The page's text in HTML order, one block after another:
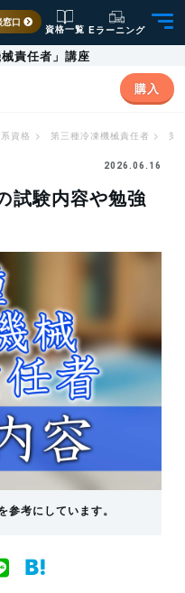
窓口
資格一覧 Eラーニング
責任者」講座
購入
資格 > 第三種冷凍機械責任者 > 第
2026.06.16
試験内容や勉強
考にしています。